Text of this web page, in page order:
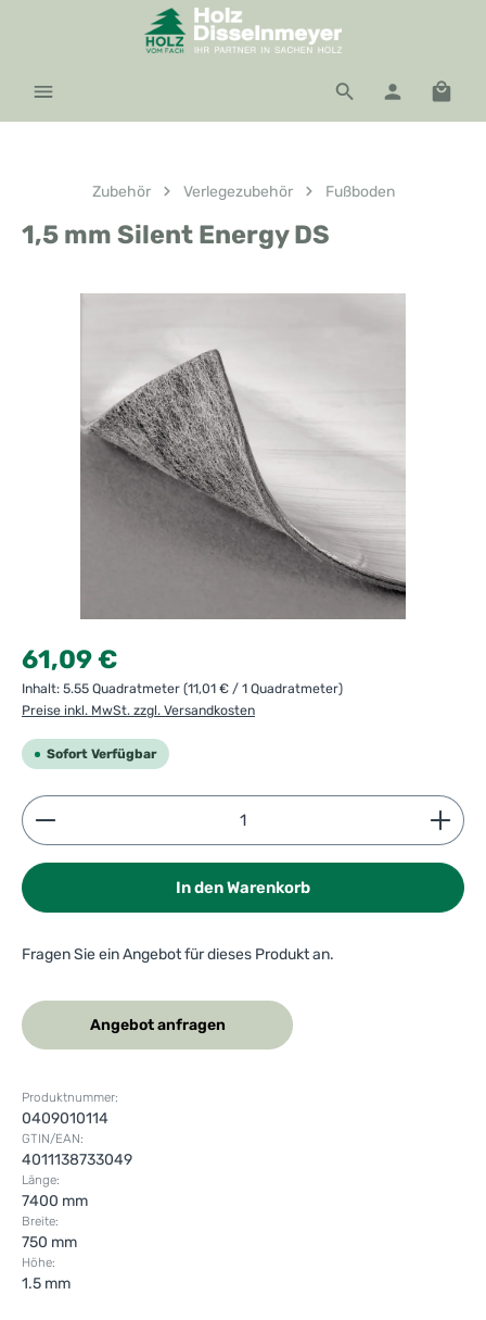
Zum Hauptinhalt springen
Zubehör Verlegezubehör Fußboden
1,5 mm Silent Energy DS
Regulärer Preis:
61,09 €
Inhalt: 5.55 Quadratmeter (11,01 € / 1 Quadratmeter)
Preise inkl. MwSt. zzgl. Versandkosten
Sofort Verfügbar
Produkt Anzahl: Gib den gewünschten Wert ein
In den Warenkorb
Fragen Sie ein Angebot für dieses Produkt an.
Angebot anfragen
Produktnummer:
0409010114
GTIN/EAN:
4011138733049
Länge:
7400 mm
Breite:
750 mm
Höhe:
1.5 mm